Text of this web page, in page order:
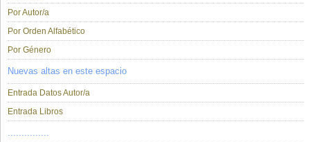
Por Autor/a
Por Orden Alfabético
Por Género
Nuevas altas en este espacio
Entrada Datos Autor/a
Entrada Libros
...............